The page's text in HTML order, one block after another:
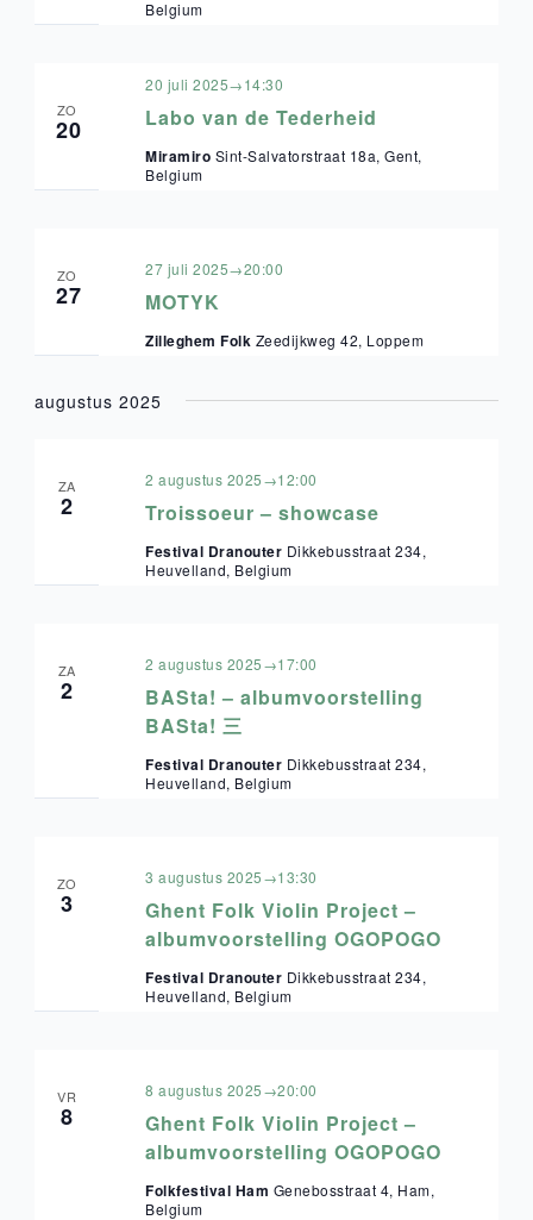
Belgium
ZO
20 Labo van de Tederheid
20 juli 2025→14:30
Miramiro Sint-Salvatorstraat 18a, Gent,
Belgium
ZO
27 MOTYK
27 juli 2025→20:00
Zilleghem Folk Zeedijkweg 42, Loppem
augustus 2025
ZA
2 Troissoeur – showcase
2 augustus 2025→12:00
Festival Dranouter Dikkebusstraat 234,
Heuvelland, Belgium
ZA
2
BASta! – albumvoorstelling
BASta! 三
2 augustus 2025→17:00
Festival Dranouter Dikkebusstraat 234,
Heuvelland, Belgium
ZO
3
Ghent Folk Violin Project –
albumvoorstelling OGOPOGO
3 augustus 2025→13:30
Festival Dranouter Dikkebusstraat 234,
Heuvelland, Belgium
VR
8
Ghent Folk Violin Project –
albumvoorstelling OGOPOGO
8 augustus 2025→20:00
Folkfestival Ham Genebosstraat 4, Ham,
Belgium